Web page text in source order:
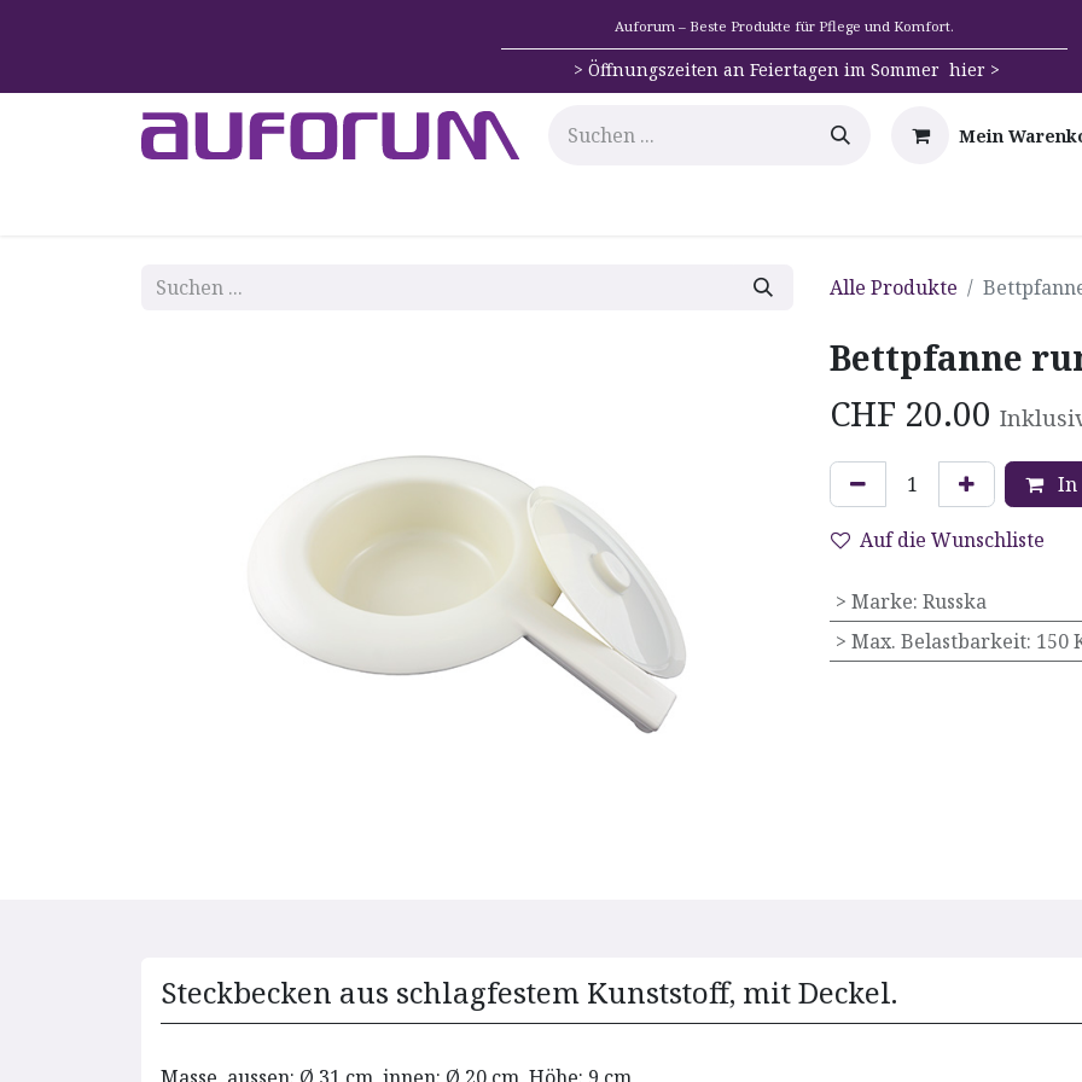
Auforum – Beste Produkte für Pflege und Komfort.
> Öffnungszeiten an Feiertagen im Sommer hier >
Mein
Alle Produkte
Bettpfanne
CHF 20.00
In
Auf die Wunschliste
> Marke: Russka
> Max. Belastbarkeit: 150
Steckbecken aus schlagfestem Kunststoff, mit Deckel.